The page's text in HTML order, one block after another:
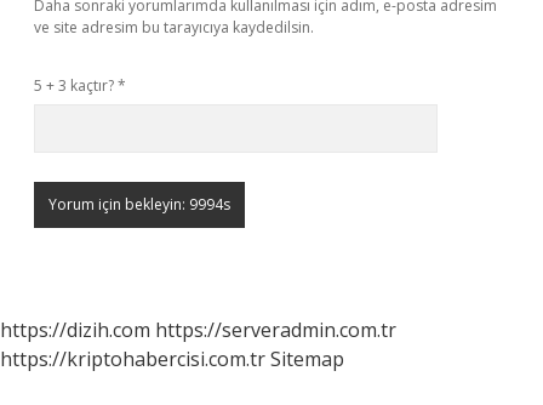
Daha sonraki yorumlarımda kullanılması için adım, e-posta adresim
ve site adresim bu tarayıcıya kaydedilsin.
5 + 3 kaçtır?*
https://dizih.com https://serveradmin.com.tr
https://kriptohabercisi.com.trSitemap